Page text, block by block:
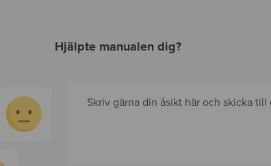
Hjälpte manualen dig?
Skriv gärna din åsikt här och skicka till